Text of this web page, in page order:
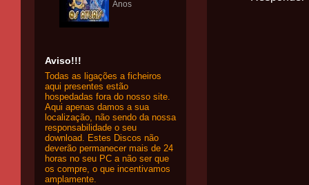
Anos
Aviso!!!
Todas as ligações a ficheiros
aqui presentes estão
hospedadas fora do nosso site.
Aqui apenas damos a sua
localização, não sendo da nossa
responsabilidade o seu
download. Estes Discos não
deverão permanecer mais de 24
horas no seu PC a não ser que
os compre, o que incentivamos
amplamente.